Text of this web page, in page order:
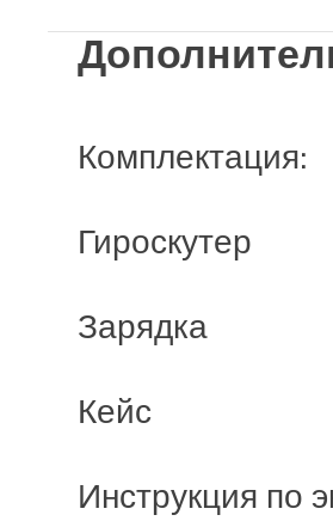
Время
Клиренс -
Диаметр
Комплектация:
Гироскутер
Зарядка
Кейс
Инструкция по